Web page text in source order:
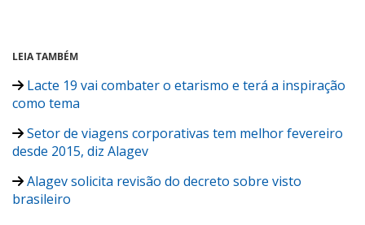
LEIA TAMBÉM
Lacte 19 vai combater o etarismo e terá a inspiração
como tema
Setor de viagens corporativas tem melhor fevereiro
desde 2015, diz Alagev
Alagev solicita revisão do decreto sobre visto
brasileiro